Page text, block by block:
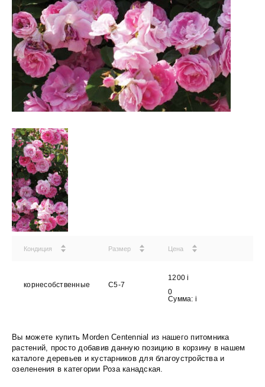
Кондиция Размер Цена
корнесобственные C5-7
1200i
0
Сумма: i
Вы можете купить Morden Centennial из нашего питомника
растений, просто добавив данную позицию в корзину в нашем
каталоге деревьев и кустарников для благоустройства и
озеленения в категории Роза канадская.